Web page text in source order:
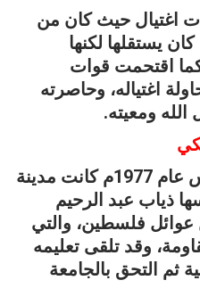
اغتيال حيث كان من
يستقلها لكنها
اقتحمت قوات
اغتياله، وحاصرته
ومعيته.
ميلاد فارس: بتاريخ 3 مارس عام 1977م كانت مدينة
ذياب عبد الرحيم
عوائل فلسطين، والتي
وقد تلقى تعليمه
ثم التحق بالجامعة